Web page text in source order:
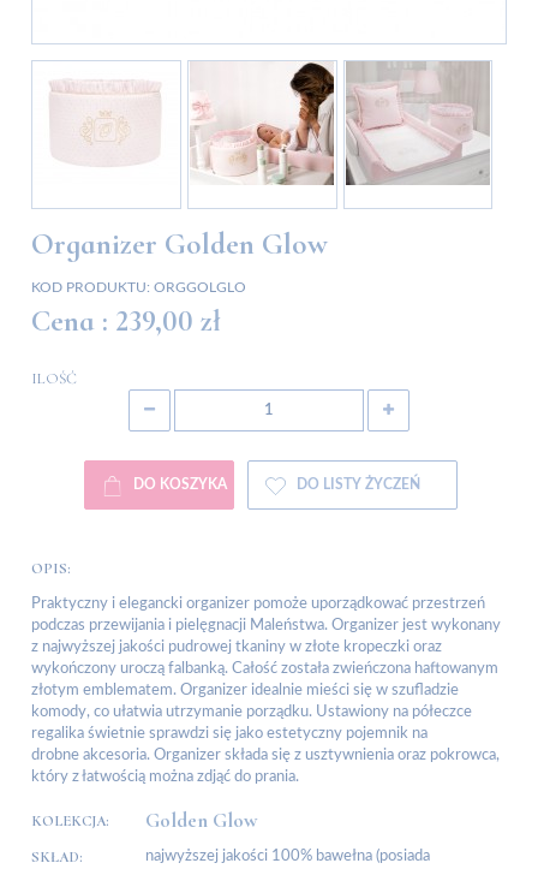
Organizer Golden Glow
KOD PRODUKTU: ORGGOLGLO
Cena : 239,00 zł
ILOŚĆ
DO KOSZYKA DO LISTY ŻYCZEŃ
OPIS:
Praktyczny i elegancki organizer pomoże uporządkować przestrzeń
podczas przewijania i pielęgnacji Maleństwa. Organizer jest wykonany
z najwyższej jakości pudrowej tkaniny w złote kropeczki oraz
wykończony uroczą falbanką. Całość została zwieńczona haftowanym
złotym emblematem. Organizer idealnie mieści się w szufladzie
komody, co ułatwia utrzymanie porządku. Ustawiony na półeczce
regalika świetnie sprawdzi się jako estetyczny pojemnik na
drobne akcesoria. Organizer składa się z usztywnienia oraz pokrowca,
który z łatwością można zdjąć do prania.
KOLEKCJA: Golden Glow
SKŁAD:
najwyższej jakości 100% bawełna (posiada